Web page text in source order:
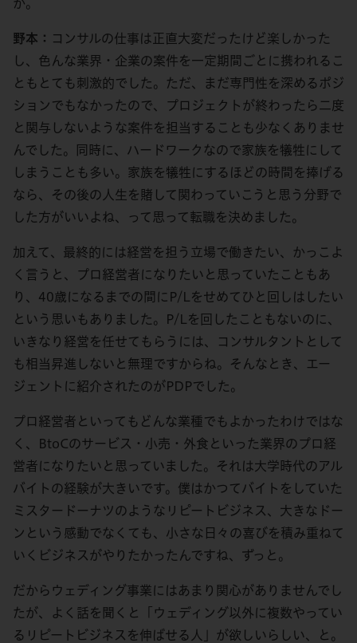
か。
野本：
コンサルの仕事は正直大変だったけど楽しかった
し、色んな業界・企業の案件を一定期間ごとに携われるこ
ともとても刺激的でした。ただ、まだ専門性を深めるポジ
ションでもなかったので、プロジェクトが終わったら二度
と関与しないような案件を担当することも少なくありませ
んでした。同時に、ハードワークなので家族を犠牲にして
しまうことも多い。家族を犠牲にするほどの時間を捧げる
なら、その後の人生を賭して関わっていこうと思う分野で
した方がいいよね、って思って転職を決めました。
加えて、最終的には経営を担う立場で働きたい、かっこよ
く言うと、プロ経営者になりたいと思っていたこともあ
り、40歳になるまでの間にP/Lをせめてひと回しはしたい
という思いもありました。P/Lを回したこともないのに、
いきなり経営を任せてもらうには、コンサルタントとして
も相当昇進しないと無理ですからね。そんなとき、エー
ジェントに紹介されたのがPDPでした。
プロ経営者といってもどんな業種でもよかったわけではな
く、BtoCのサービス・小売・外食といった業界のプロ経
営者になりたいと思っていました。それは大学時代のアル
バイトの経験が大きいです。僕はかつてバイトをしていた
ミスタードーナツのようなリピートビジネス、大きなドー
ンという感動でなくても、小さな日々の喜びを積み重ねて
いくビジネスがやりたかったんですね、ずっと。
だからウェディング事業にはあまり関心がありませんでし
たが、よく話を聞くと「ウェディング以外に複数やってい
るリピートビジネスを伸ばせる人」が欲しいらしい、と。